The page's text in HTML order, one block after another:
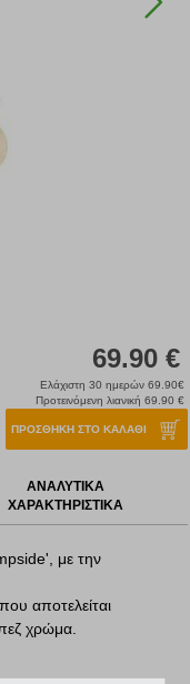
69.90 €
Ελάχιστη 30 ημερών 69.90€
Προτεινόμενη λιανική 69.90 €
ΠΡΟΣΘΗΚΗ ΣΤΟ ΚΑΛΑΘΙ
ΑΝΑΛΥΤΙΚΑ
ΧΑΡΑΚΤΗΡΙΣΤΙΚΑ
με την
αποτελείται
χρώμα.